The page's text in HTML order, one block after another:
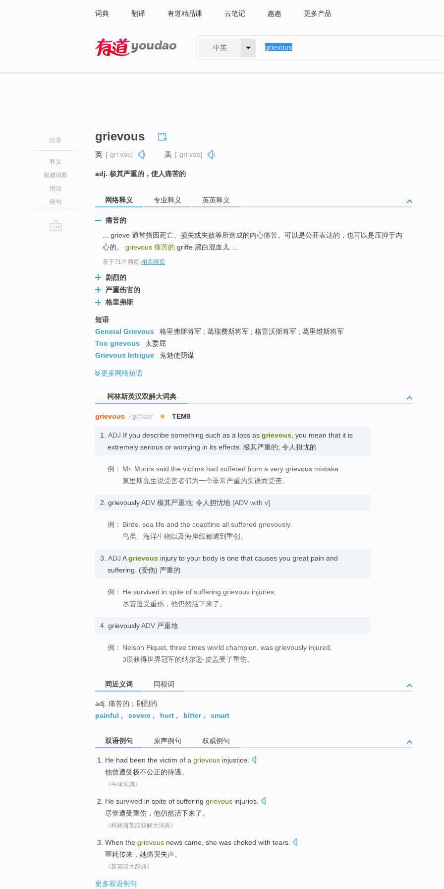
词典 翻译 有道精品课 云笔记 惠惠 更多产品
中英
目录
释义
权威词典
用法
例句
grievous
英 [ˈɡriːvəs] 美 [ˈɡriːvəs]
adj. 极其严重的，使人痛苦的
网络释义 专业释义 英英释义
痛苦的
... grieve 通常指因死亡、损失或失败等所造成的内心痛苦。可以是公开表达的，也可以是压抑于内
心的。 grievous 痛苦的 griffe 黑白混血儿 ...
基于71个网页-相关网页
剧烈的
严重伤害的
格里弗斯
短语
General Grievous
格里弗斯将军 ; 葛瑞费斯将军 ; 格雷沃斯将军 ; 葛里维斯将军
Too grievous
太委屈
Grievous Intrigue
鬼魅使阴谋
更多网络短语
柯林斯英汉双解大词典
grievous /ˈɡriːvəs/ TEM8
1. ADJ If you describe something such as a loss as grievous , you mean that it is
extremely serious or worrying in its effects. 极其严重的; 令人担忧的
例： Mr. Morris said the victims had suffered from a very grievous mistake.
莫里斯先生说受害者们为一个非常严重的失误而受苦。
2. grievouslyADV 极其严重地; 令人担忧地 [ADV with v]
例： Birds, sea life and the coastline all suffered grievously.
鸟类、海洋生物以及海岸线都遭到重创。
3. ADJ Agrievous injury to your body is one that causes you great pain and
suffering. (受伤) 严重的
例： He survived in spite of suffering grievous injuries.
尽管遭受重伤，他仍然活下来了。
4. grievouslyADV 严重地
例： Nelson Piquet, three times world champion, was grievously injured.
3度获得世界冠军的纳尔逊·皮盖受了重伤。
同近义词 同根词
adj. 痛苦的；剧烈的
painful , severe , hurt , bitter, smart
双语例句 原声例句 权威例句
He had been the victim of a grievous injustice
他曾遭受极不公正的待遇。
《牛津词典》
He survived in spite of suffering grievous injuries
尽管遭受重伤 ， 他仍然活下来了 。
《柯林斯英汉双解大词典》
When the grievous news came, she was choked with tears.
噩耗传来 ， 她痛哭失声。
《新英汉大辞典》
更多双语例句